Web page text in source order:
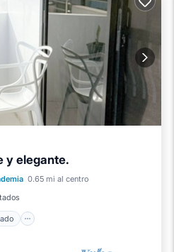
y elegante.
0.65 mi al centro